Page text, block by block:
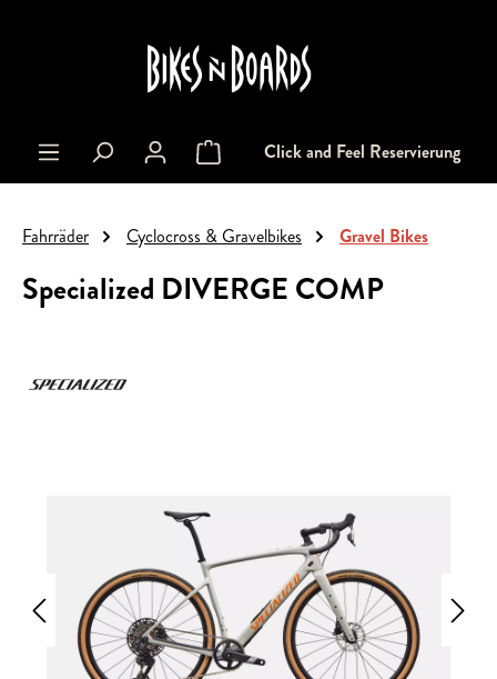
Warenkorb enthält 0 Positionen. Der
Click and Feel Reservierung
Fahrräder Cyclocross & Gravelbikes Gravel Bikes
Specialized DIVERGE COMP